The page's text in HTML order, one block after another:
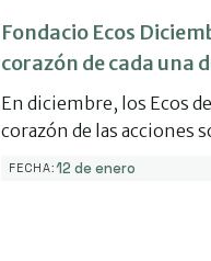
Fondacio Ecos
corazón de cada una
En diciembre, los Ecos
corazón de las acciones
FECHA:12 de enero